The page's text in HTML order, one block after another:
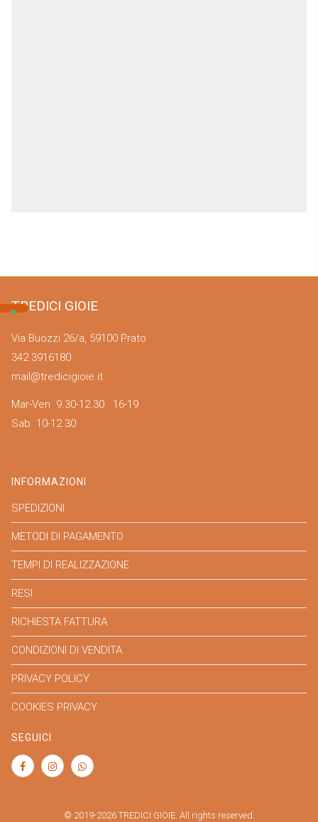
TREDICI GIOIE
Via Buozzi 26/a, 59100 Prato
342 3916180
mail@tredicigioie.it
Mar-Ven 9.30-12.30 16-19
Sab 10-12.30
INFORMAZIONI
SPEDIZIONI
METODI DI PAGAMENTO
TEMPI DI REALIZZAZIONE
RESI
RICHIESTA FATTURA
CONDIZIONI DI VENDITA
PRIVACY POLICY
COOKIES PRIVACY
SEGUICI
© 2019-2026 TREDICI GIOIE. All rights reserved.